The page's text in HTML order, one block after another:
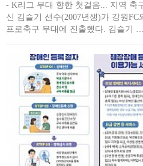
- K리그 무대 향한 첫걸음... 지역 축
신 김슬기 선수(2007년생)가 강원
프로축구 무대에 진출했다. 김슬기 …